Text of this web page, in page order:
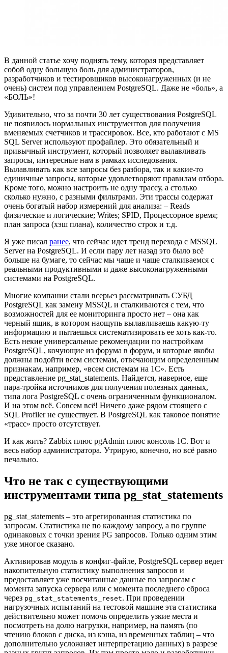
В данной статье хочу поднять тему, которая представляет
собой одну большую боль для администраторов,
разработчиков и тестировщиков высоконагруженных (и не
очень) систем под управлением PostgreSQL. Даже не «боль», а
«БОЛЬ»!
Удивительно, что за почти 30 лет существования PostgreSQL
не появилось нормальных инструментов для получения
вменяемых счетчиков и трассировок. Все, кто работают с MS
SQL Server используют профайлер. Это обязательный и
привычный инструмент, который позволяет вылавливать
запросы, интересные нам в рамках исследования.
Вылавливать как все запросы без разбора, так и какие-то
единичные запросы, которые удовлетворяют правилам отбора.
Кроме того, можно настроить не одну трассу, а столько
сколько нужно, с разными фильтрами. Эти трассы содержат
очень богатый набор измерений для анализа: – Reads
физические и логические; Writes; SPID, Процессорное время;
план запроса (хэш плана), количество строк и т.д.
Я уже писал ранее, что сейчас идет тренд перехода с MSSQL
Server на PostgreSQL. И если пару лет назад это было всё
больше на бумаге, то сейчас мы чаще и чаще сталкиваемся с
реальными продуктивными и даже высоконагруженными
системами на PostgreSQL.
Многие компании стали всерьез рассматривать СУБД
PostgreSQL как замену MSSQL и сталкиваются с тем, что
возможностей для ее мониторинга просто нет – она как
черный ящик, в котором наощупь вылавливаешь какую-ту
информацию и пытаешься систематизировать ее хоть как-то.
Есть некие универсальные рекомендации по настройкам
PostgreSQL, кочующие из форума в форум, и которые якобы
должны подойти всем системам, отвечающим определенным
признакам, например, «всем системам на 1С». Есть
представление pg_stat_statements. Найдется, наверное, еще
пара-тройка источников для получения полезных данных,
типа лога PostgreSQL с очень ограниченным функционалом.
И на этом всё. Совсем всё! Ничего даже рядом стоящего с
SQL Profiler не существует. В PostgreSQL как таковое понятие
«трасс» просто отсутствует.
И как жить? Zabbix плюс pgAdmin плюс консоль 1С. Вот и
весь набор администратора. Утрирую, конечно, но всё равно
печально.
Что не так с существующими
инструментами типа pg_stat_statements
pg_stat_statements – это агрегированная статистика по
запросам. Статистика не по каждому запросу, а по группе
одинаковых с точки зрения PG запросов. Только одним этим
уже многое сказано.
Активировав модуль в конфиг-файле, PostgreSQL сервер ведет
накопительную статистику выполнения запросов и
предоставляет уже посчитанные данные по запросам с
момента запуска сервера или с момента последнего сброса
через pg_stat_statements_reset. При проведении
нагрузочных испытаний на тестовой машине эта статистика
действительно может помочь определить узкие места и
посмотреть на долю нагрузки, например, на память (по
чтению блоков с диска, из кэша, из временных таблиц – что
дополнительно усложняет интерпретацию данных) в разрезе